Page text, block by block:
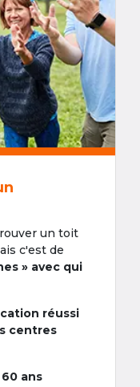
un toit
c'est de
» avec qui
réussi
centres
ans